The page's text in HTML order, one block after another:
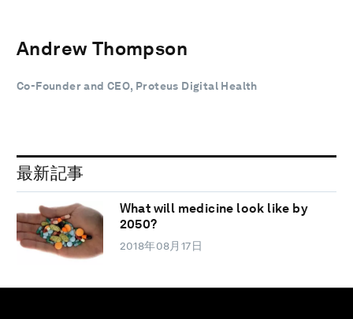
Andrew Thompson
Co-Founder and CEO, Proteus Digital Health
最新記事
What will medicine look like by
2050?
2018年08月17日